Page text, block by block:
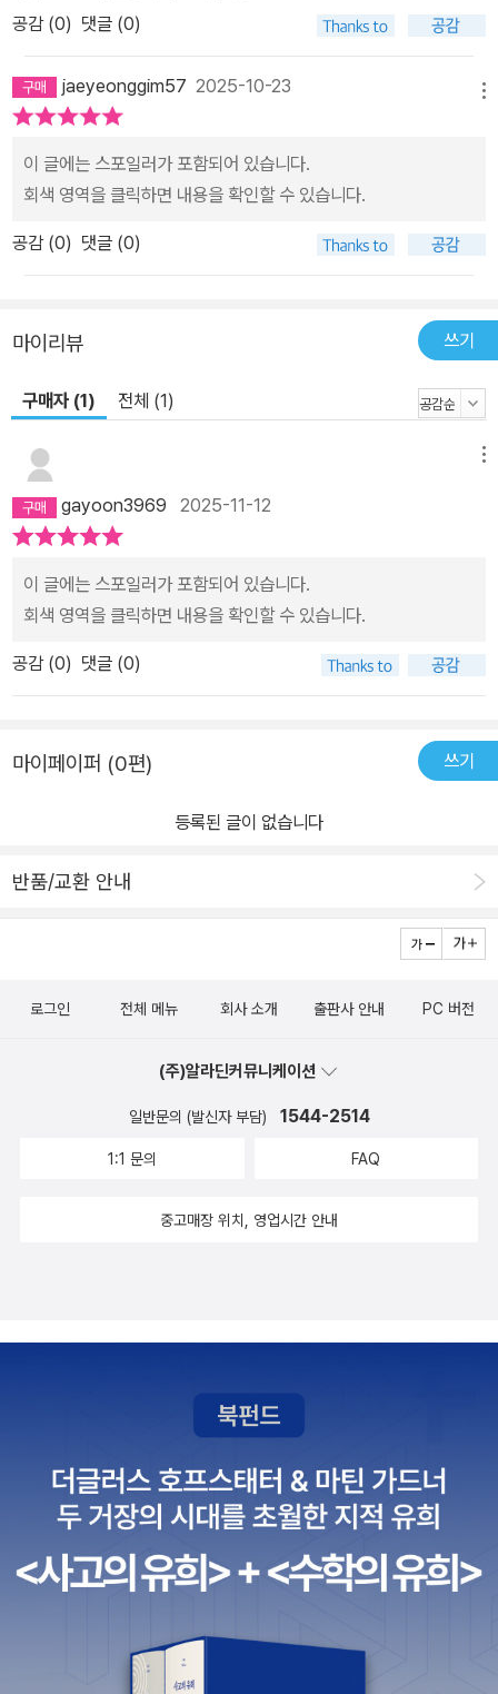
공감 (0) 댓글 (0)
jaeyeonggim57 2025-10-23
이 글에는 스포일러가 포함되어 있습니다.
회색 영역을 클릭하면 내용을 확인할 수 있습니다.
공감 (0) 댓글 (0)
마이리뷰 쓰기
구매자 (1) 전체 (1)
gayoon3969 2025-11-12
이 글에는 스포일러가 포함되어 있습니다.
회색 영역을 클릭하면 내용을 확인할 수 있습니다.
공감 (0) 댓글 (0)
마이페이퍼 (0편) 쓰기
등록된 글이 없습니다
반품/교환 안내
로그인 전체 메뉴 회사 소개 출판사 안내 PC 버전
(주)알라딘커뮤니케이션
일반문의 (발신자 부담) 1544-2514
1:1 문의 FAQ
중고매장 위치, 영업시간 안내